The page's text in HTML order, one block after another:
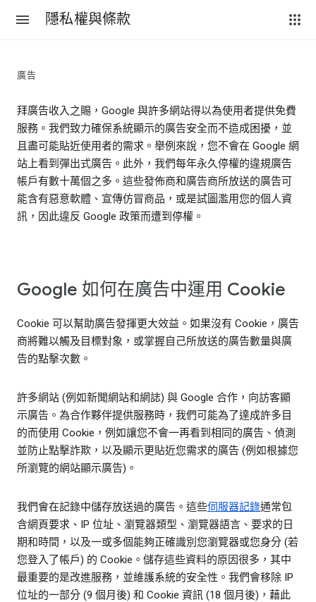
隱私權與條款
廣告
拜廣告收入之賜，Google 與許多網站得以為使用者提供免費
服務。我們致力確保系統顯示的廣告安全而不造成困擾，並
且盡可能貼近使用者的需求。舉例來說，您不會在 Google 網
站上看到彈出式廣告。此外，我們每年永久停權的違規廣告
帳戶有數十萬個之多。這些發佈商和廣告商所放送的廣告可
能含有惡意軟體、宣傳仿冒商品，或是試圖濫用您的個人資
訊，因此違反 Google 政策而遭到停權。
Google 如何在廣告中運用 Cookie
Cookie 可以幫助廣告發揮更大效益。如果沒有 Cookie，廣告
商將難以觸及目標對象，或掌握自己所放送的廣告數量與廣
告的點擊次數。
許多網站 (例如新聞網站和網誌) 與 Google 合作，向訪客顯
示廣告。為合作夥伴提供服務時，我們可能為了達成許多目
的而使用 Cookie，例如讓您不會一再看到相同的廣告、偵測
並防止點擊詐欺，以及顯示更貼近您需求的廣告 (例如根據您
所瀏覽的網站顯示廣告)。
我們會在記錄中儲存放送過的廣告。這些伺服器記錄通常包
含網頁要求、IP 位址、瀏覽器類型、瀏覽器語言、要求的日
期和時間，以及一或多個能夠正確識別您瀏覽器或您身分 (若
您登入了帳戶) 的 Cookie。儲存這些資料的原因很多，其中
最重要的是改進服務，並維護系統的安全性。我們會移除 IP
位址的一部分 (9 個月後) 和 Cookie 資訊 (18 個月後)，藉此